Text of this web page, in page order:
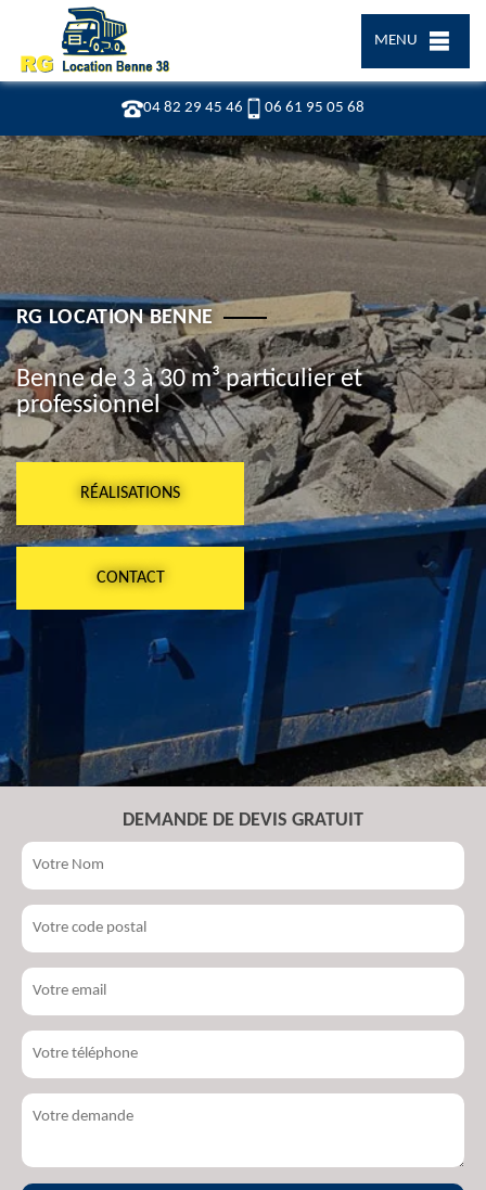
04 82 29 45 46 06 61 95 05 68
MENU
RG LOCATION BENNE
Benne de 3 à 30 m³ particulier et
professionnel
RÉALISATIONS
CONTACT
DEMANDE DE DEVIS GRATUIT